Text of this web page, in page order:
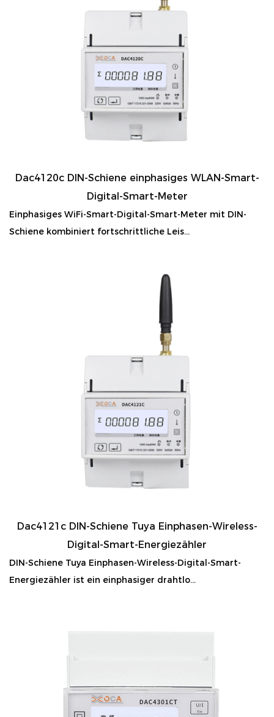
Dac4120c DIN-Schiene einphasiges WLAN-Smart-
Digital-Smart-Meter
Einphasiges WiFi-Smart-Digital-Smart-Meter mit DIN-
Schiene kombiniert fortschrittliche Leis...
Dac4121c DIN-Schiene Tuya Einphasen-Wireless-
Digital-Smart-Energiezähler
DIN-Schiene Tuya Einphasen-Wireless-Digital-Smart-
Energiezähler ist ein einphasiger drahtlo...